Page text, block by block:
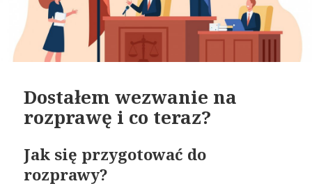
Dostałem wezwanie na
rozprawę i co teraz?
Jak się przygotować do
rozprawy?